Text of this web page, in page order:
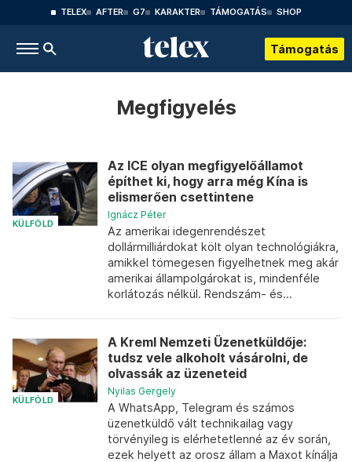
TELEX AFTER G7 KARAKTER TÁMOGATÁS SHOP
Támogatás
Megfigyelés
KÜLFÖLD
Az ICE olyan megfigyelőállamot
építhet ki, hogy arra még Kína is
elismerően csettintene
Ignácz Péter
Az amerikai idegenrendészet
dollármilliárdokat költ olyan technológiákra,
amikkel tömegesen figyelhetnek meg akár
amerikai állampolgárokat is, mindenféle
korlátozás nélkül. Rendszám- és...
KÜLFÖLD
A Kreml Nemzeti Üzenetküldője:
tudsz vele alkoholt vásárolni, de
olvassák az üzeneteid
Nyilas Gergely
A WhatsApp, Telegram és számos
üzenetküldő vált technikailag vagy
törvényileg is elérhetetlenné az év során,
ezek helyett az orosz állam a Maxot kínálja